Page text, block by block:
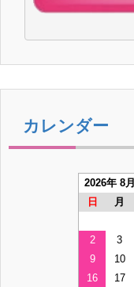
カレンダー
2026年 8月
日
月
2
3
9
10
16
17